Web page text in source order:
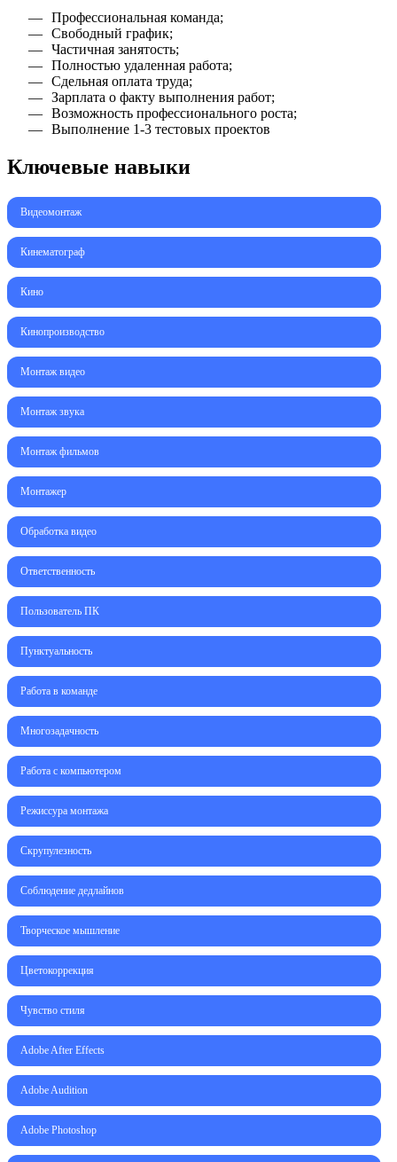
Профессиональная команда;
Свободный график;
Частичная занятость;
Полностью удаленная работа;
Сдельная оплата труда;
Зарплата о факту выполнения работ;
Возможность профессионального роста;
Выполнение 1-3 тестовых проектов
Ключевые навыки
Видеомонтаж
Кинематограф
Кино
Кинопроизводство
Монтаж видео
Монтаж звука
Монтаж фильмов
Монтажер
Обработка видео
Ответственность
Пользователь ПК
Пунктуальность
Работа в команде
Многозадачность
Работа с компьютером
Режиссура монтажа
Скрупулезность
Соблюдение дедлайнов
Творческое мышление
Цветокоррекция
Чувство стиля
Adobe After Effects
Adobe Audition
Adobe Photoshop